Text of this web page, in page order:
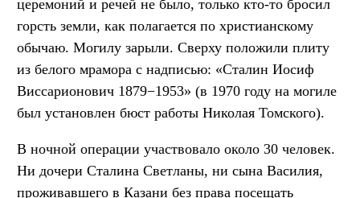
церемоний и речей не было, только кто-то бросил
горсть земли, как полагается по христианскому
обычаю. Могилу зарыли. Сверху положили плиту
из белого мрамора с надписью: «Сталин Иосиф
Виссарионович 1879−1953» (в 1970 году на могиле
был установлен бюст работы Николая Томского).
В ночной операции участвовало около 30 человек.
Ни дочери Сталина Светланы, ни сына Василия,
проживавшего в Казани без права посещать